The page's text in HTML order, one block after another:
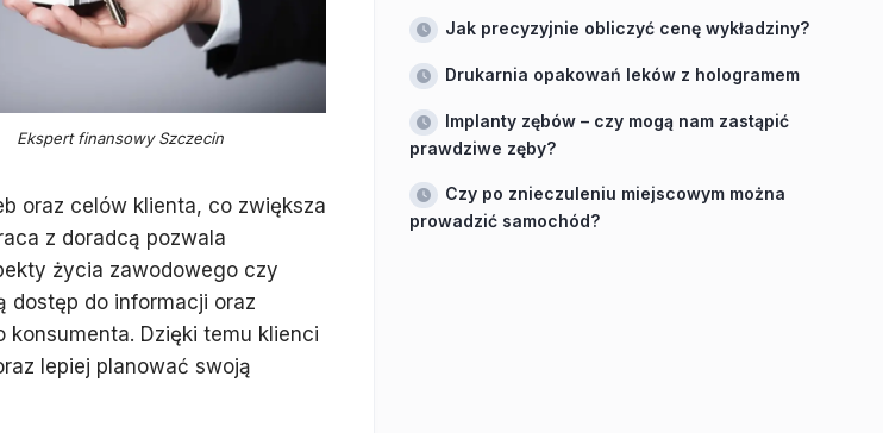
Ekspert finansowy Szczecin
oraz celów klienta, co zwiększa
z doradcą pozwala
życia zawodowego czy
dostęp do informacji oraz
Dzięki temu klienci
lepiej planować swoją
Jak precyzyjnie obliczyć cenę wykładziny?
Drukarnia opakowań leków z hologramem
Implanty zębów – czy mogą nam zastąpić
prawdziwe zęby?
Czy po znieczuleniu miejscowym można
prowadzić samochód?